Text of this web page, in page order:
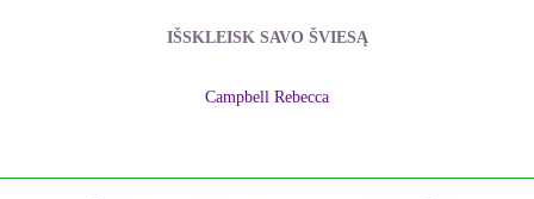
IŠSKLEISK SAVO ŠVIESĄ
Campbell Rebecca